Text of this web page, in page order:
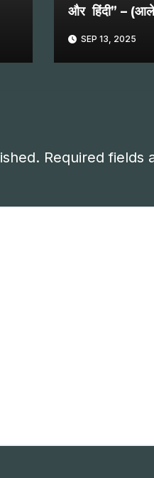
और हिंदी” –
SEP 13, 2025
Required fields